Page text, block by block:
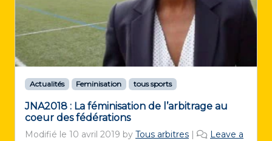
Actualités Feminisation tous sports
JNA2018 : La féminisation de l’arbitrage au
coeur des fédérations
Modifié le 10 avril 2019 by Tous arbitres |
Leave a